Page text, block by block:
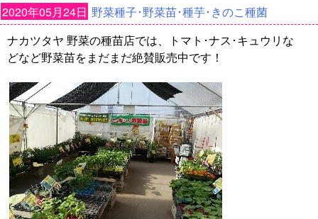
2020年05月24日 野菜種子･野菜苗･種芋･きのこ種菌
ナカツタヤ 野菜の種苗店では、トマト･ナス･キュウリな
どなど野菜苗をまだまだ絶賛販売中です！